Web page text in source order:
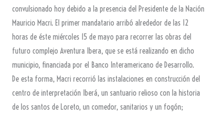
convulsionado hoy debido a la presencia del Presidente de la Nación
Mauricio Macri. El primer mandatario arribó alrededor de las 12
horas de éste miércoles 15 de mayo para recorrer las obras del
futuro complejo Aventura Ibera, que se está realizando en dicho
municipio, financiada por el Banco Interamericano de Desarrollo.
De esta forma, Macri recorrió las instalaciones en construcción del
centro de interpretación Iberá, un santuario relioso con la historia
de los santos de Loreto, un comedor, sanitarios y un fogón;